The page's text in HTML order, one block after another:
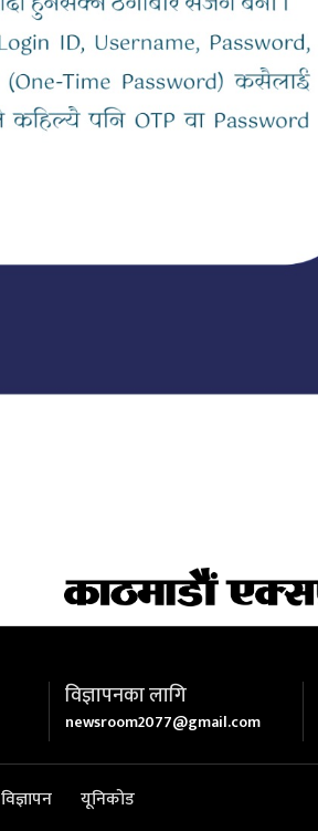
विज्ञापनका लागि
newsroom2077@gmail.com
विज्ञापन यूनिकोड